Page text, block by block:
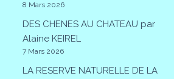
8 Mars 2026
DES CHENES AU CHATEAU par
Alaine KEIREL
7 Mars 2026
LA RESERVE NATURELLE DE LA